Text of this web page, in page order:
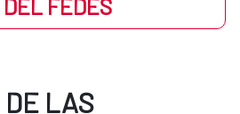
DEL FEDES
DE LAS